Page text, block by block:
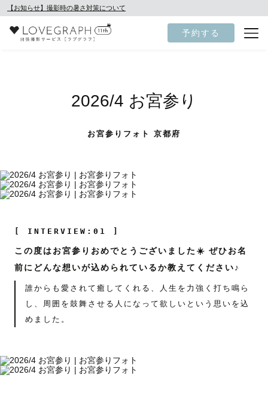
【お知らせ】撮影時の暑さ対策について
予約する
2026/4 お宮参り
お宮参りフォト 京都府
[ INTERVIEW:01 ]
この度はお宮参りおめでとうございました☀️ ぜひお名
前にどんな想いが込められているか教えてください♪
誰からも愛されて癒してくれる、人生を力強く打ち鳴ら
し、周囲を鼓舞させる人になって欲しいという思いを込
めました。